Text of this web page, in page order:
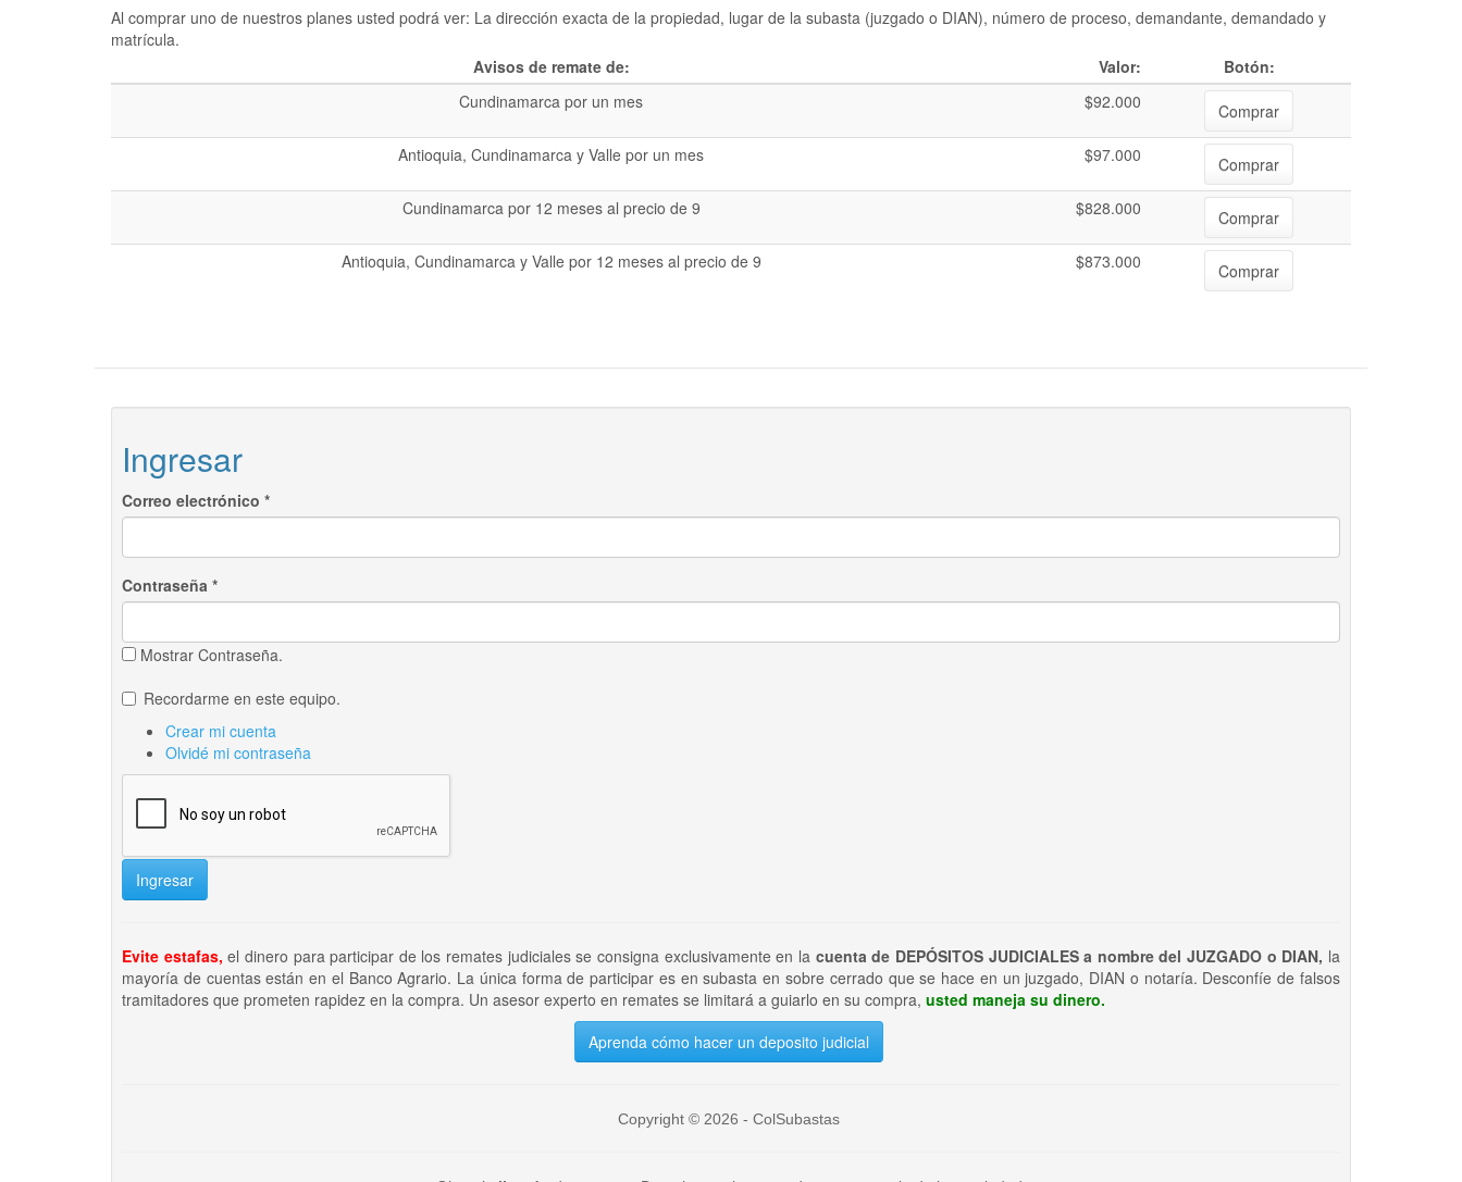
Al comprar uno de nuestros planes usted podrá ver: La dirección exacta de la propiedad, lugar de la subasta (juzgado o DIAN), número de proceso, demandante, demandado y
matrícula.
Avisos de remate de:
Valor:
Botón:
Cundinamarca por un mes
$92.000
Comprar
Antioquia, Cundinamarca y Valle por un mes
$97.000
Comprar
Cundinamarca por 12 meses al precio de 9
$828.000
Comprar
Antioquia, Cundinamarca y Valle por 12 meses al precio de 9
$873.000 Comprar
Ingresar
Correo electrónico *
Contraseña *
Mostrar Contraseña.
Recordarme en este equipo.
Crear mi cuenta
Olvidé mi contraseña
Ingresar
Evite estafas, el dinero para participar de los remates judiciales se consigna exclusivamente en lacuenta de DEPÓSITOS JUDICIALES a nombre del JUZGADO o DIAN, la
mayoría de cuentas están en el Banco Agrario. La única forma de participar es en subasta en sobre cerrado que se hace en un juzgado, DIAN o notaría. Desconfíe de falsos
tramitadores que prometen rapidez en la compra. Un asesor experto en remates se limitará a guiarlo en su compra, usted maneja su dinero.
Aprenda cómo hacer un deposito judicial
Copyright © 2026 - ColSubastas